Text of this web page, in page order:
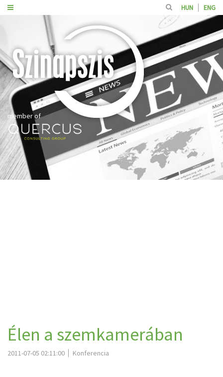
HUN ENG
member of
Élen a szemkamerában
2011-07-05 02:11:00 Konferencia